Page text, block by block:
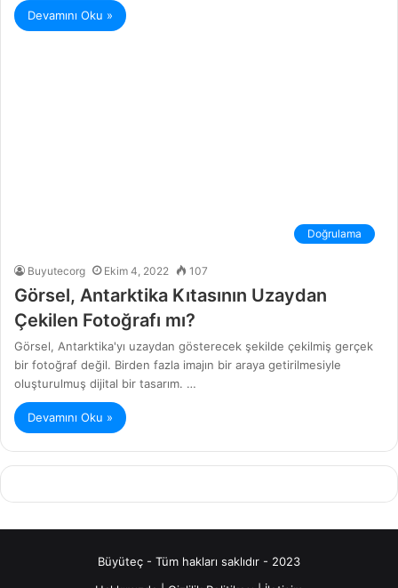
Devamını Oku »
Doğrulama
Buyutecorg Ekim 4, 2022 107
Görsel, Antarktika Kıtasının Uzaydan
Çekilen Fotoğrafı mı?
Görsel, Antarktika'yı uzaydan gösterecek şekilde çekilmiş gerçek
bir fotoğraf değil. Birden fazla imajın bir araya getirilmesiyle
oluşturulmuş dijital bir tasarım. …
Devamını Oku »
Büyüteç - Tüm hakları saklıdır - 2023